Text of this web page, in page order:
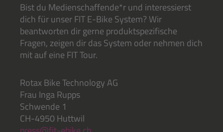
Bist du Medienschaffende*r und interessierst
dich für unser FIT E-Bike System? Wir
beantworten dir gerne produktspezifische
Fragen, zeigen dir das System oder nehmen dich
mit auf eine FIT Tour.
Rotax Bike Technology AG
Frau Inga Rupps
Schwende 1
CH-4950 Huttwil